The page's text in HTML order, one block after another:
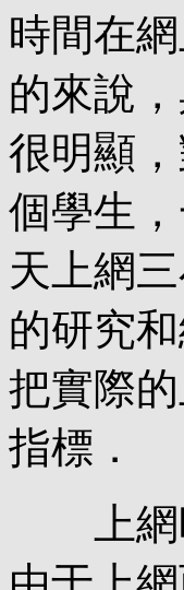
時間在
的來說
很明顯
個學生
天上網
的研究
把實際
指標．
上網時